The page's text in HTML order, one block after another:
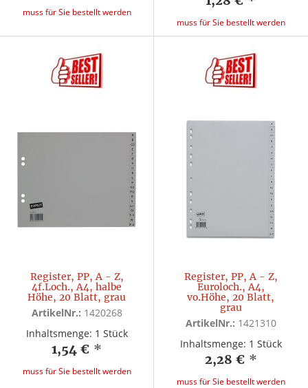
muss für Sie bestellt werden
muss für Sie bestellt werden
Register, PP, A - Z,
4f.Loch., A4, halbe
Höhe, 20 Blatt, grau
ArtikelNr.: 1420268
Inhaltsmenge: 1 Stück
1,54 € *
muss für Sie bestellt werden
Register, PP, A - Z,
Euroloch., A4,
vo.Höhe, 20 Blatt,
grau
ArtikelNr.: 1421310
Inhaltsmenge: 1 Stück
2,28 € *
muss für Sie bestellt werden